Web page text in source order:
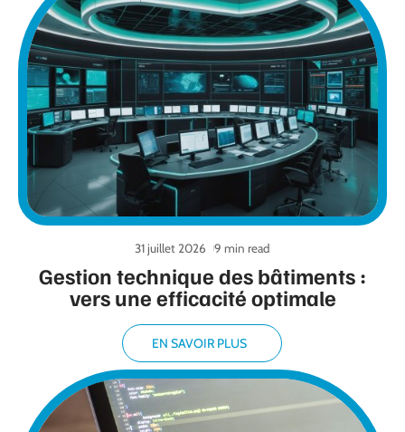
Gestion technique des bâtiments :
vers une efficacité optimale
31 juillet 2026 9 min read
EN SAVOIR PLUS